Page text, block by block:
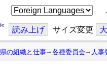
こ
の
ジ
を
翻
読み上げ サイズ変更 大
県の組織と仕事 各種委員会 人事